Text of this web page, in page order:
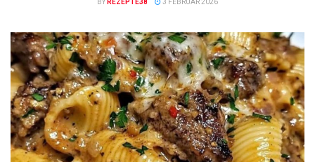
BY REZEPTE38 3 FEBRUAR 2026